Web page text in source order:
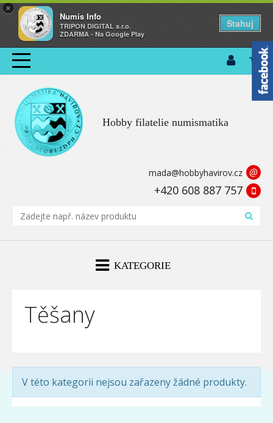
×
Numis Info
TRIPON DIGITAL s.r.o.
ZDARMA - Na Google Play
Stahuj
Hobby filatelie numismatika
mada@hobbyhavirov.cz @
+420 608 887 757
KATEGORIE
Těšany
V této kategorii nejsou zařazeny žádné produkty.